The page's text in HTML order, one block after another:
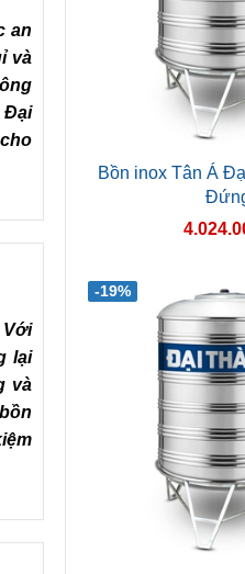
an
và
Đại
Với
lại
và
Bồn inox Tân Á
-19%